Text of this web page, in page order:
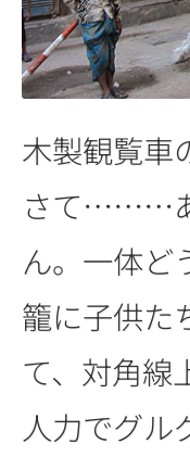
木製観覧車
さて………あ
ん。一体
籠に子供た
て、対角線
人力でグ